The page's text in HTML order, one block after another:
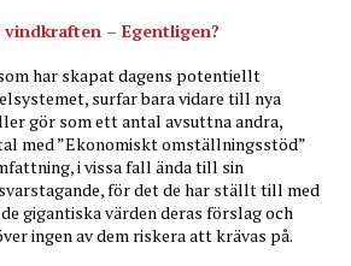
vindkraften – Egentligen?
har skapat dagens potentiellt
surfar bara vidare till nya
gör som ett antal avsuttna andra,
med ”Ekonomiskt omställningsstöd”
i vissa fall ända till sin
för det de har ställt till med
gigantiska värden deras förslag och
ingen av dem riskera att krävas på.